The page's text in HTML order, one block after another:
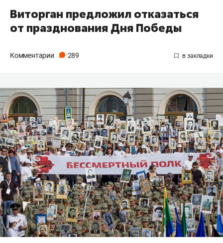
Виторган предложил отказаться
от празднования Дня Победы
Комментарии 289